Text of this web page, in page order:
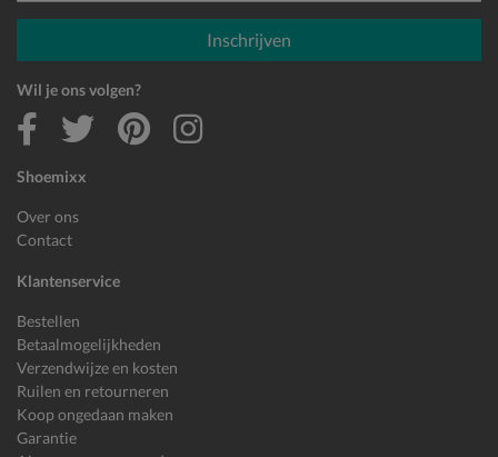
Shoemixx
Over ons
Contact
Klantenservice
Bestellen
Betaalmogelijkheden
Verzendwijze en kosten
Ruilen en retourneren
Koop ongedaan maken
Garantie
E-mailadres
Inschrijven
Wil je ons volgen?